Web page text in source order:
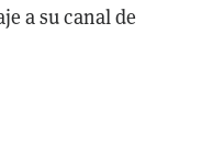
a su canal de